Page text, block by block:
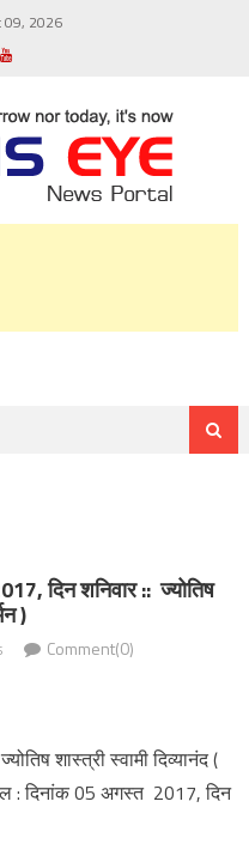
09, 2026
दिन शनिवार :: ज्योतिष
)
Comment(0)
शास्त्री स्वामी दिव्यानंद (
: दिनांक 05 अगस्त 2017, दिन